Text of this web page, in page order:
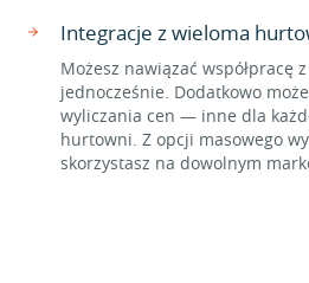
Integracje z wieloma
Możesz nawiązać współpracę
jednocześnie. Dodatkowo
wyliczania cen — inne dla
hurtowni. Z opcji masowego
skorzystasz na dowolnym